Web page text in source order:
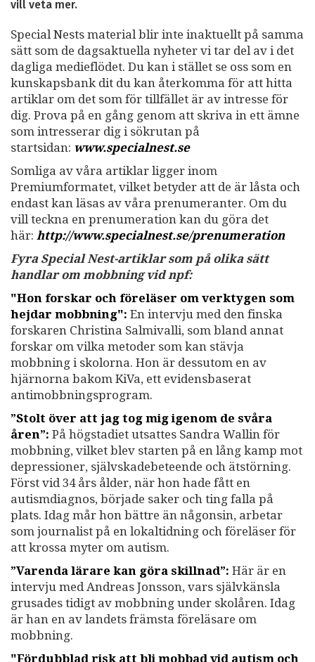
vill veta mer.
Special Nests material blir inte inaktuellt på samma
sätt som de dagsaktuella nyheter vi tar del av i det
dagliga medieflödet. Du kan i stället se oss som en
kunskapsbank dit du kan återkomma för att hitta
artiklar om det som för tillfället är av intresse för
dig. Prova på en gång genom att skriva in ett ämne
som intresserar dig i sökrutan på
startsidan: www.specialnest.se
Somliga av våra artiklar ligger inom
Premiumformatet, vilket betyder att de är låsta och
endast kan läsas av våra prenumeranter. Om du
vill teckna en prenumeration kan du göra det
här: http://www.specialnest.se/prenumeration
Fyra Special Nest-artiklar som på olika sätt
handlar om mobbning vid npf:
"Hon forskar och föreläser om verktygen som
hejdar mobbning": En intervju med den finska
forskaren Christina Salmivalli, som bland annat
forskar om vilka metoder som kan stävja
mobbning i skolorna. Hon är dessutom en av
hjärnorna bakom KiVa, ett evidensbaserat
antimobbningsprogram.
”Stolt över att jag tog mig igenom de svåra
åren”: På högstadiet utsattes Sandra Wallin för
mobbning, vilket blev starten på en lång kamp mot
depressioner, självskadebeteende och ätstörning.
Först vid 34 års ålder, när hon hade fått en
autismdiagnos, började saker och ting falla på
plats. Idag mår hon bättre än någonsin, arbetar
som journalist på en lokaltidning och föreläser för
att krossa myter om autism.
”Varenda lärare kan göra skillnad”: Här är en
intervju med Andreas Jonsson, vars självkänsla
grusades tidigt av mobbning under skolåren. Idag
är han en av landets främsta föreläsare om
mobbning.
"Fördubblad risk att bli mobbad vid autism och